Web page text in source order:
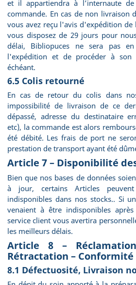
et il appartiendra à l’internaute
commande. En cas de non livraison
vous avez reçu l'avis d'expédition de
vous disposez de 29 jours pour
délai, Bibliopuces ne sera pas
l'expédition et de procéder à son
échéant.
6.5 Colis retourné
En cas de retour du colis dans
impossibilité de livraison de ce
dépassé, adresse du destinataire
etc), la commande est alors
été débité. Les frais de port ne
prestation de transport ayant été
Article 7 – Disponibilité
Bien que nos bases de données
à jour, certains Articles
indisponibles dans nos stocks.. Si
venaient à être indisponibles
service client vous avertira
les meilleurs délais.
Article 8 –
Rétractation – Conformité
8.1 Défectuosité, Livraison